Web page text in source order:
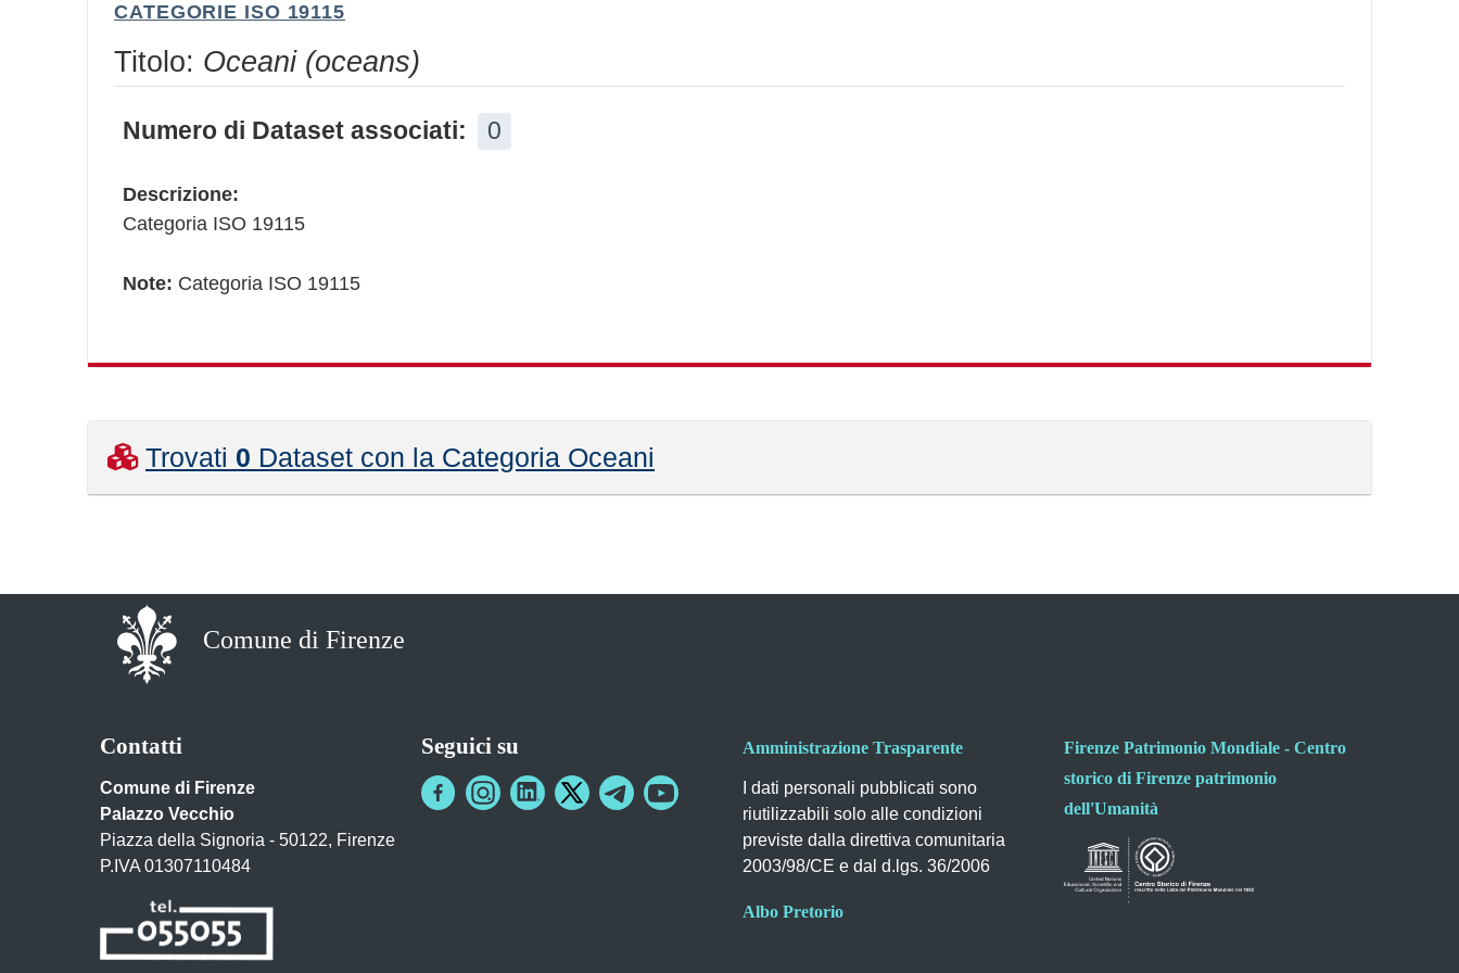
CATEGORIE ISO 19115
Titolo: Oceani (oceans)
Numero di Dataset associati: 0
Descrizione:
Categoria ISO 19115
Note: Categoria ISO 19115
Trovati 0 Dataset con la Categoria Oceani
Comune di Firenze
Contatti
Comune di Firenze
Palazzo Vecchio
Piazza della Signoria - 50122, Firenze
P.IVA 01307110484
Seguici su Amministrazione Trasparente
I dati personali pubblicati sono
riutilizzabili solo alle condizioni
previste dalla direttiva comunitaria
2003/98/CE e dal d.lgs. 36/2006
Albo Pretorio
Firenze Patrimonio Mondiale - Centro
storico di Firenze patrimonio
dell'Umanità